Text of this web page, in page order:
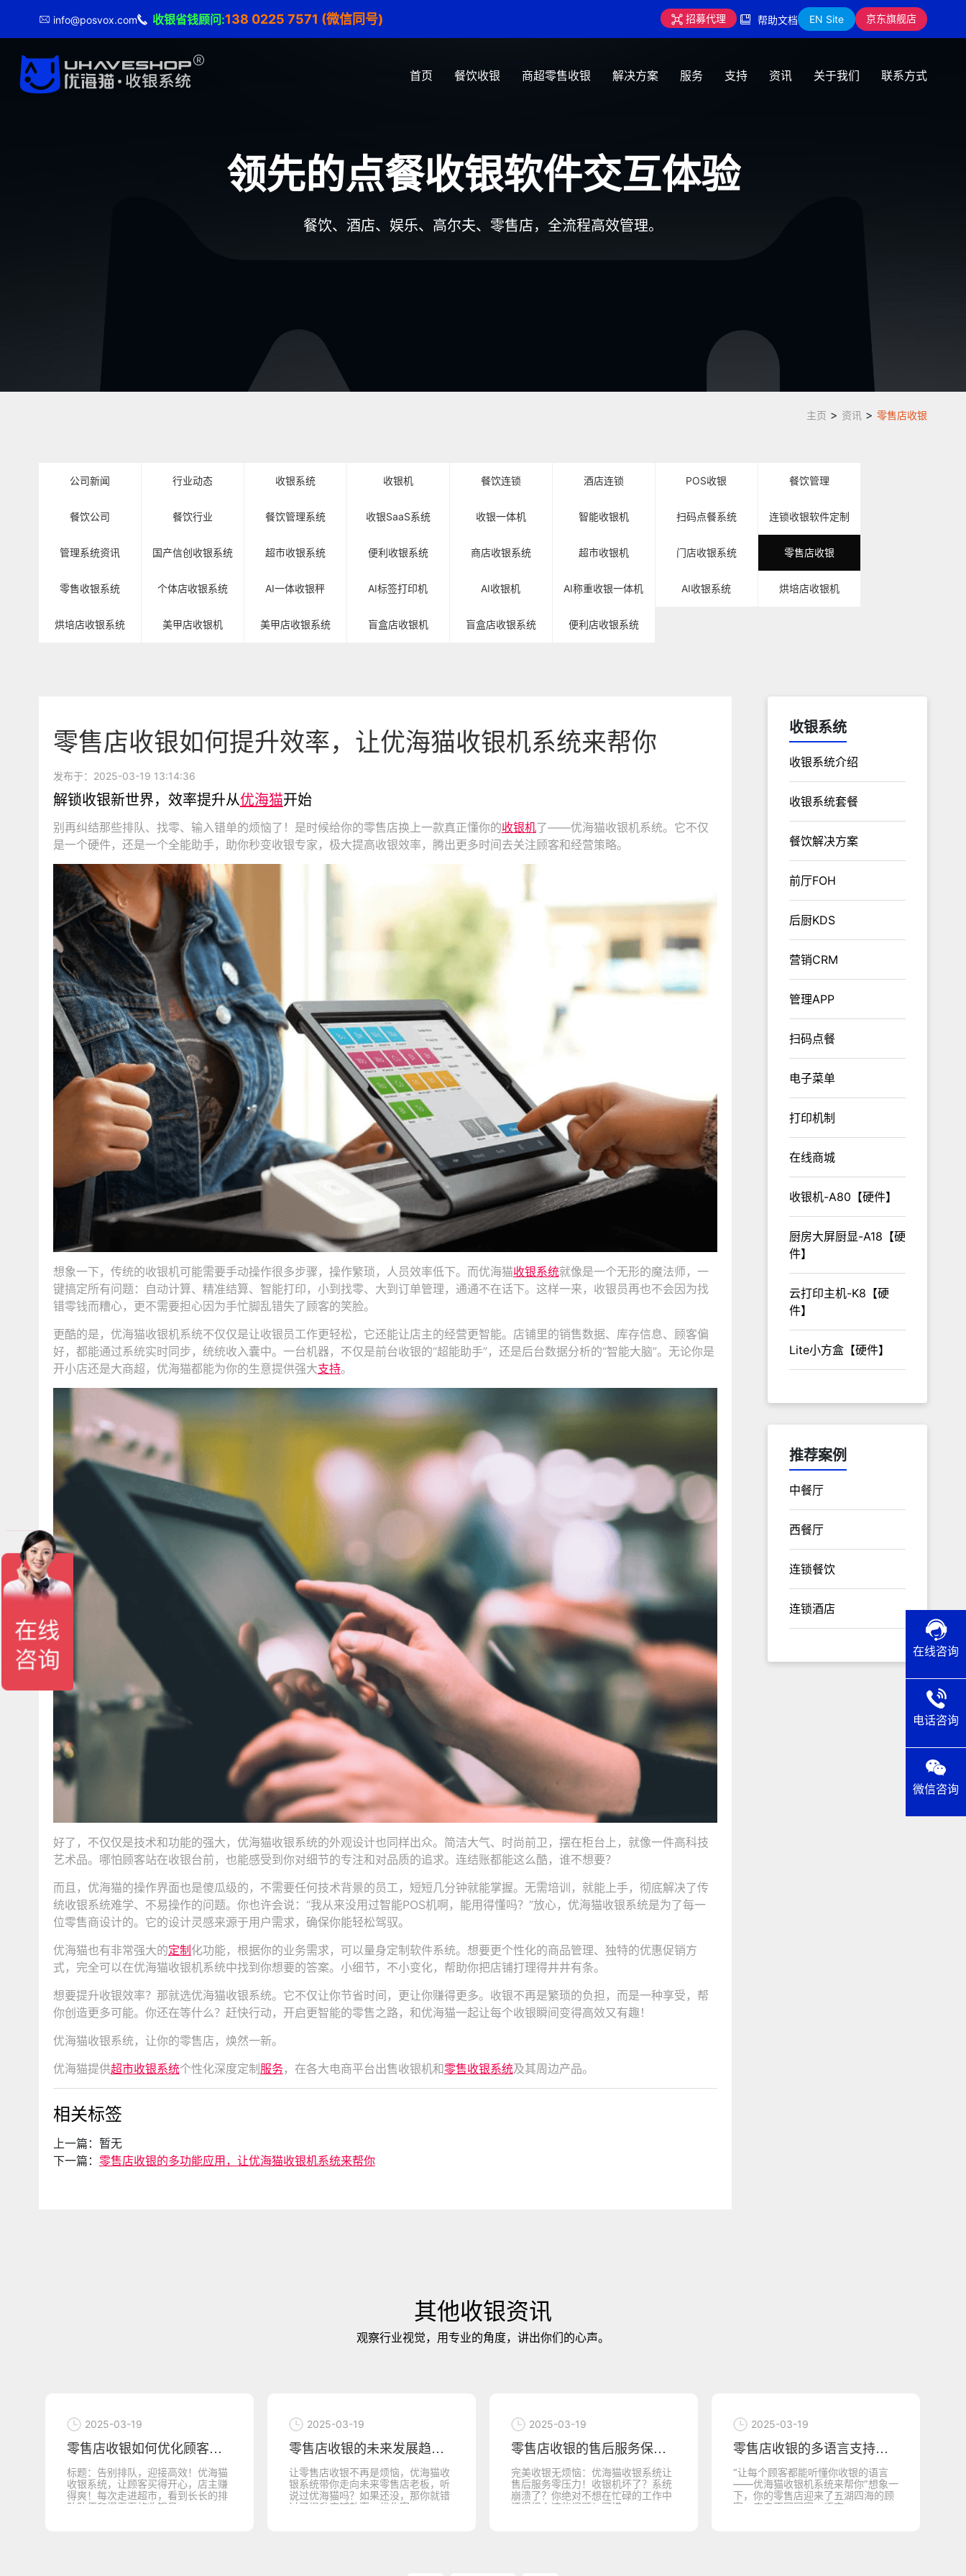
info@posvox.com 收银省钱顾问:138 0225 7571 (微信同号) 招募代理 帮助文档 EN Site 京东旗舰店
首页 餐饮收银 商超零售收银 解决方案 服务 支持 资讯 关于我们 联系方式
领先的点餐收银软件交互体验
餐饮、酒店、娱乐、高尔夫、零售店，全流程高效管理。
主页 > 资讯 >零售店收银
公司新闻 行业动态 收银系统 收银机 餐饮连锁 酒店连锁 POS收银 餐饮管理
餐饮公司 餐饮行业 餐饮管理系统 收银SaaS系统 收银一体机 智能收银机 扫码点餐系统 连锁收银软件定制
管理系统资讯 国产信创收银系统 超市收银系统 便利收银系统 商店收银系统 超市收银机 门店收银系统 零售店收银
零售收银系统 个体店收银系统 AI一体收银秤 AI标签打印机 AI收银机 AI称重收银一体机 AI收银系统 烘培店收银机
烘培店收银系统 美甲店收银机 美甲店收银系统 盲盒店收银机 盲盒店收银系统 便利店收银系统
零售店收银如何提升效率，让优海猫收银机系统来帮你
发布于：2025-03-19 13:14:36
解锁收银新世界，效率提升从优海猫开始
别再纠结那些排队、找零、输入错单的烦恼了！是时候给你的零售店换上一款真正懂你的收银机了——优海猫收银机系统。它不仅
是一个硬件，还是一个全能助手，助你秒变收银专家，极大提高收银效率，腾出更多时间去关注顾客和经营策略。
想象一下，传统的收银机可能需要手动操作很多步骤，操作繁琐，人员效率低下。而优海猫收银系统就像是一个无形的魔法师，一
键搞定所有问题：自动计算、精准结算、智能打印，小到找零、大到订单管理，通通不在话下。这样一来，收银员再也不会因为找
错零钱而糟心，更不需要担心因为手忙脚乱错失了顾客的笑脸。
更酷的是，优海猫收银机系统不仅仅是让收银员工作更轻松，它还能让店主的经营更智能。店铺里的销售数据、库存信息、顾客偏
好，都能通过系统实时同步，统统收入囊中。一台机器，不仅是前台收银的“超能助手”，还是后台数据分析的“智能大脑”。无论你是
开小店还是大商超，优海猫都能为你的生意提供强大支持。
好了，不仅仅是技术和功能的强大，优海猫收银系统的外观设计也同样出众。简洁大气、时尚前卫，摆在柜台上，就像一件高科技
艺术品。哪怕顾客站在收银台前，也能感受到你对细节的专注和对品质的追求。连结账都能这么酷，谁不想要？
而且，优海猫的操作界面也是傻瓜级的，不需要任何技术背景的员工，短短几分钟就能掌握。无需培训，就能上手，彻底解决了传
统收银系统难学、不易操作的问题。你也许会说：“我从来没用过智能POS机啊，能用得懂吗？”放心，优海猫收银系统是为了每一
位零售商设计的。它的设计灵感来源于用户需求，确保你能轻松驾驭。
优海猫也有非常强大的定制 化功能，根据你的业务需求，可以量身定制软件系统。想要更个性化的商品管理、独特的优惠促销方
式，完全可以在优海猫收银机系统中找到你想要的答案。小细节，不小变化，帮助你把店铺打理得井井有条。
想要提升收银效率？那就选优海猫收银系统。它不仅让你节省时间，更让你赚得更多。收银不再是繁琐的负担，而是一种享受，帮
你创造更多可能。你还在等什么？赶快行动，开启更智能的零售之路，和优海猫一起让每个收银瞬间变得高效又有趣！
优海猫收银系统，让你的零售店，焕然一新。
优海猫提供超市收银系统个性化深度定制 服务，在各大电商平台出售收银机和零售收银系统及其周边产品。
相关标签
上一篇： 暂无
下一篇： 零售店收银的多功能应用，让优海猫收银机系统来帮你
收银系统
收银系统介绍
收银系统套餐
餐饮解决方案
前厅FOH
后厨KDS
营销CRM
管理APP
扫码点餐
电子菜单
打印机制
在线商城
收银机-A80【硬件】
厨房大屏厨显-A18【硬
件】
云打印主机-K8【硬
件】
Lite小方盒【硬件】
推荐案例
中餐厅
西餐厅
连锁餐饮
连锁酒店
其他收银资讯
观察行业视觉，用专业的角度，讲出你们的心声。
2025-03-19
零售店收银的未来发展趋势，让优海猫收银机
让零售店收银不再是烦恼，优海猫收
银系统带你走向未来零售店老板，听
说过优海猫吗？如果还没，那你就错
过了提升店铺效率、优化客...
2025-03-19
零售店收银的售后服务保障，让优海猫收银机
完美收银无烦恼：优海猫收银系统让
售后服务零压力！收银机坏了？系统
崩溃了？你绝对不想在忙碌的工作中
还得担心这些问题！可惜，...
2025-03-19
零售店收银的多语言支持，让优海猫收银机系
“让每个顾客都能听懂你收银的语言
——优海猫收银机系统来帮你”想象一
下，你的零售店迎来了五湖四海的顾
客，来自不同国家，语言...
2025-03-19
零售店收银的客户反馈机制，让优海猫收银机
想让顾客为你的收银点赞？优海猫收
银系统带你飞！你是否曾遇到过这样
的尴尬：顾客排队，收银员忙得不可
开交，系统缓慢、错误不断...
在线咨询
电话咨询
微信咨询